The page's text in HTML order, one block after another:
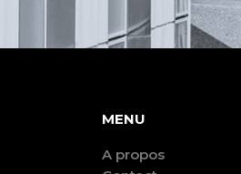
MENU
A propos